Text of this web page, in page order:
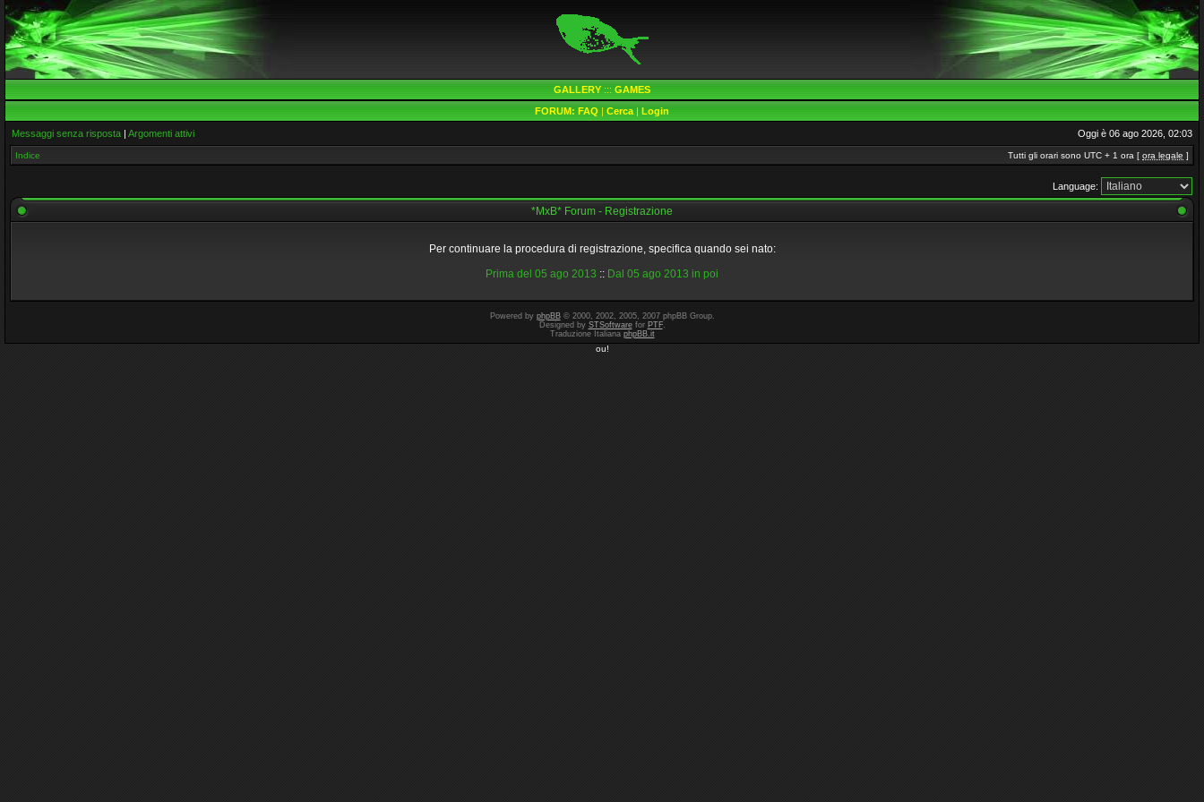
GALLERY ::: GAMES
FORUM: FAQ | Cerca | Login
Messaggi senza risposta | Argomenti attivi Oggi è 06 ago 2026, 02:03
Indice Tutti gli orari sono UTC + 1 ora [ ora legale ]
Language:
*MxB* Forum - Registrazione
Per continuare la procedura di registrazione, specifica quando sei nato:
Prima del 05 ago 2013 :: Dal 05 ago 2013 in poi
Powered by phpBB© 2000, 2002, 2005, 2007 phpBB Group.
Designed by STSoftwarefor PTF.
Traduzione Italiana phpBB.it
ou!